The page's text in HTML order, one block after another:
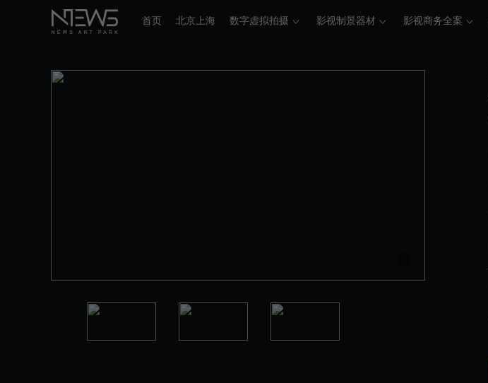
首页 北京上海 数字虚拟拍摄 影视制景器材 影视商务全案
场地 /暗棚 L:30m W:17m H:10m